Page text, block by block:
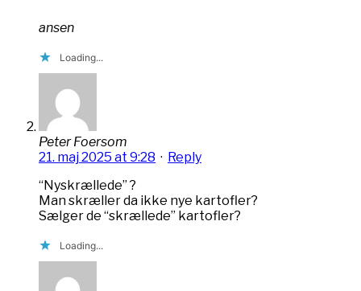
ansen
Loading...
Peter Foersom
21. maj 2025 at 9:28 · Reply
“Nyskrællede” ?
Man skræller da ikke nye kartofler?
Sælger de “skrællede” kartofler?
Loading...